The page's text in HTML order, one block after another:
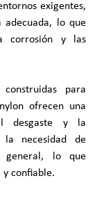
exigentes,
adecuada, lo que
corrosión y las
para
ofrecen una
desgaste y la
necesidad de
general, lo que
confiable.